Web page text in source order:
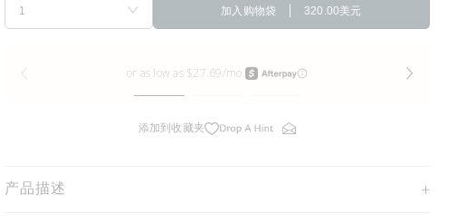
加入购物袋 320.00美元
添加到收藏夹
产品描述